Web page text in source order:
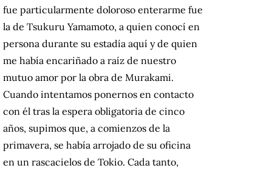
fue particularmente doloroso enterarme fue
la de Tsukuru Yamamoto, a quien conocí en
persona durante su estadía aquí y de quien
me había encariñado a raíz de nuestro
mutuo amor por la obra de Murakami.
Cuando intentamos ponernos en contacto
con él tras la espera obligatoria de cinco
años, supimos que, a comienzos de la
primavera, se había arrojado de su oficina
en un rascacielos de Tokio. Cada tanto,